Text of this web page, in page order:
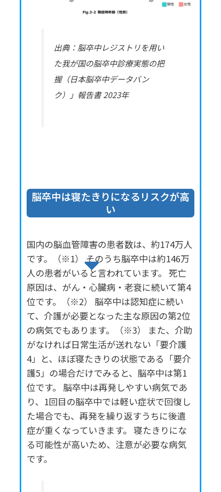
出典：脳卒中レジストリを用い
た我が国の脳卒中診療実態の把
握（日本脳卒中データバン
ク）」報告書 2023年
脳卒中は寝たきりになるリスクが高
い
国内の脳血管障害の患者数は、約174万人
です。（※1） そのうち脳卒中は約146万
人の患者がいると言われています。 死亡
原因は、がん・心臓病・老衰に続いて第4
位です。（※2） 脳卒中は認知症に続い
て、介護が必要となった主な原因の第2位
の病気でもあります。（※3） また、介助
がなければ日常生活が送れない「要介護
4」と、ほぼ寝たきりの状態である「要介
護5」の場合だけでみると、脳卒中は第1
位です。 脳卒中は再発しやすい病気であ
り、1回目の脳卒中では軽い症状で回復し
た場合でも、再発を繰り返すうちに後遺
症が重くなっていきます。 寝たきりにな
る可能性が高いため、注意が必要な病気
です。